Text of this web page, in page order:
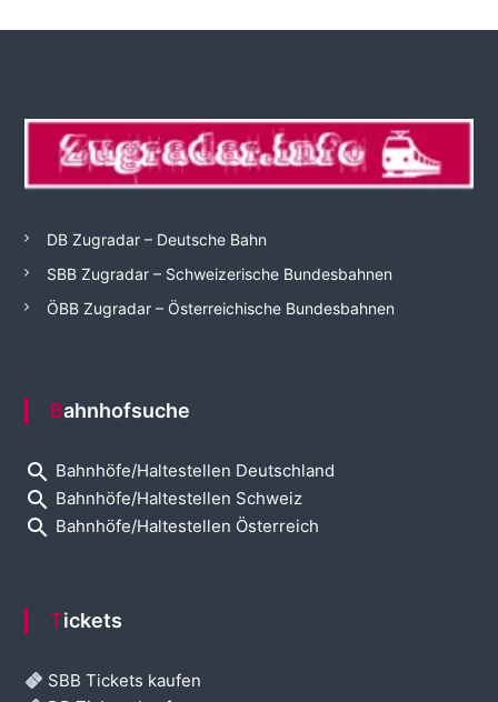
DB Zugradar – Deutsche Bahn
SBB Zugradar – Schweizerische Bundesbahnen
ÖBB Zugradar – Österreichische Bundesbahnen
Bahnhofsuche
search Bahnhöfe/Haltestellen Deutschland
search Bahnhöfe/Haltestellen Schweiz
search Bahnhöfe/Haltestellen Österreich
Tickets
SBB Tickets kaufen